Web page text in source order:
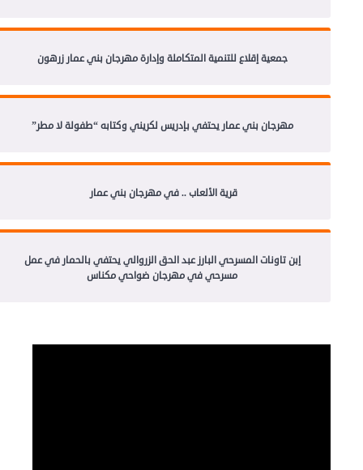
جمعية إقلاع للتنمية المتكاملة وإدارة مهرجان بني عمار زرهون
مهرجان بني عمار يحتفي بإدريس لكريني وكتابه “طفولة لا مطر”
قرية الألعاب .. في مهرجان بني عمار
إبن تاونات المسرحي البارز عبد الحق الزروالي يحتفي بالحمار في عمل
مسرحي في مهرجان ضواحي مكناس